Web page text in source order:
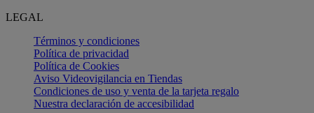
LEGAL
Términos y condiciones
Política de privacidad
Política de Cookies
Aviso Videovigilancia en Tiendas
Condiciones de uso y venta de la tarjeta regalo
Nuestra declaración de accesibilidad